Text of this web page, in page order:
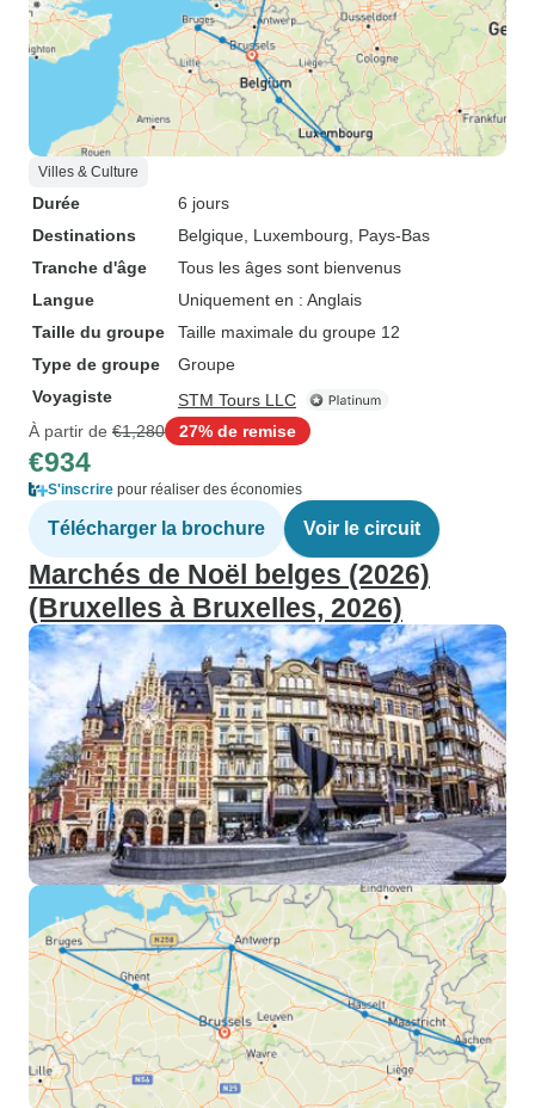
Villes & Culture
Durée
6 jours
Destinations
Belgique , Luxembourg , Pays-Bas
Tranche d'âge
Tous les âges sont bienvenus
Langue
Uniquement en : Anglais
Taille du groupe
Taille maximale du groupe 12
Type de groupe
Groupe
Voyagiste
STM Tours LLC
À partir de €1,280 27% de remise
€934
S'inscrire pour réaliser des économies
Télécharger la brochure Voir le circuit
Marchés de Noël belges (2026)
(Bruxelles à Bruxelles, 2026)